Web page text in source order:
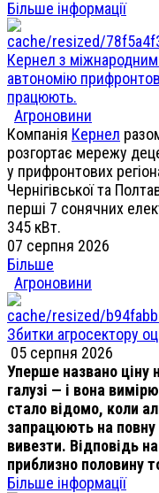
Більше інформації
Кернел з
автономію
працюють.
Агроновини
Компанія Кернел
розгортає мережу
у прифронтових
Чернігівської та
перші 7 сонячних
345 кВт.
07 серпня 2026
Більше
Агроновини
Збитки агросектору
05 серпня 2026
Уперше названо ціну
галузі — і вона
стало відомо, коли
запрацюють на повну
вивезти. Відповідь
приблизно половину
Більше інформації